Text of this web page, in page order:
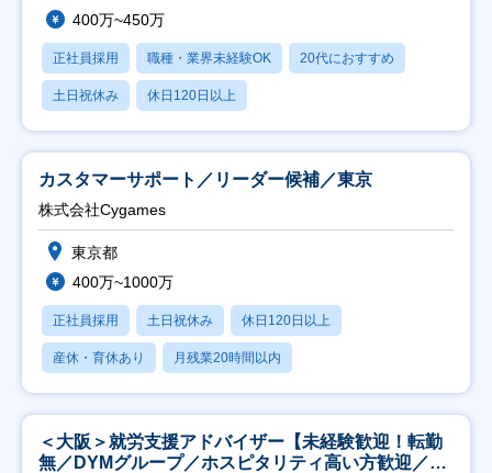
400万~450万
正社員採用 職種・業界未経験OK 20代におすすめ
土日祝休み 休日120日以上
カスタマーサポート／リーダー候補／東京
株式会社Cygames
東京都
400万~1000万
正社員採用 土日祝休み 休日120日以上
産休・育休あり 月残業20時間以内
＜大阪＞就労支援アドバイザー【未経験歓迎！転勤
無／DYMグループ／ホスピタリティ高い方歓迎／土